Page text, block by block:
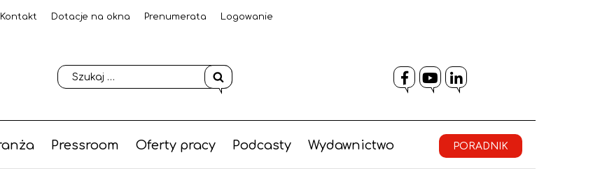
Kontakt Dotacje na okna Prenumerata Logowanie
Facebook
YouTube
LinkedIn
Pressroom Oferty pracy Podcasty Wydawnictwo PORADNIK